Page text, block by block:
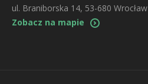
ul. Braniborska 14, 53-680 Wrocław
Zobacz na mapie